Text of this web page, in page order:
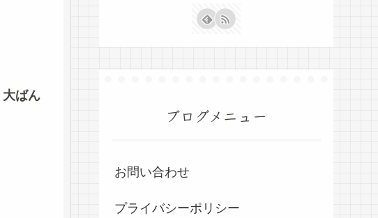
ばん
ブログメニュー
お問い合わせ
プライバシーポリシー